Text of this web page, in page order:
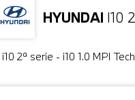
HYUNDAI I10
OFFERTA
Usato
i10 2ª serie - i10 1.0 MPI Tech